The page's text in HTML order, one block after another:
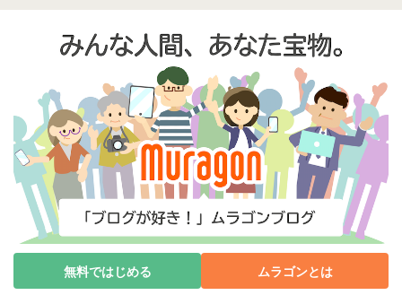
無料ではじめる ムラゴンとは